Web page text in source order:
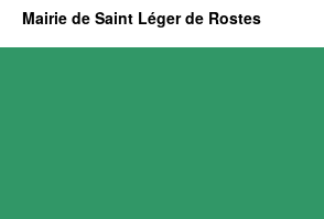
Mairie de Saint Léger de Rostes